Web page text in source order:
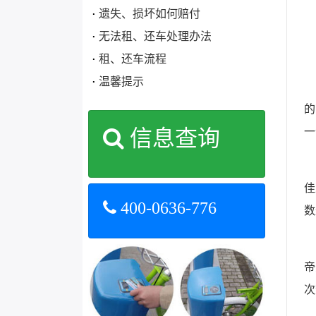
遗失、损坏如何赔付
无法租、还车处理办法
租、还车流程
温馨提示
信息查询
400-0636-776